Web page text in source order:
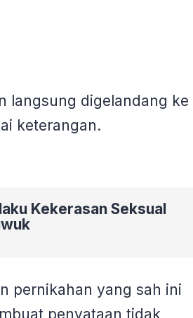
langsung digelandang ke
keterangan.
Kekerasan Seksual
pernikahan yang sah ini
penyataan tidak